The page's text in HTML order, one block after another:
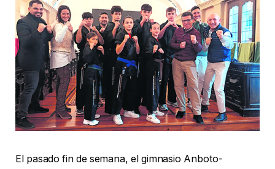
El pasado fin de semana, el gimnasio Anboto-